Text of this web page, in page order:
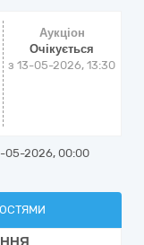
Аукціон
Очікується
з13-05-2026, 13:30
05-2026, 00:00